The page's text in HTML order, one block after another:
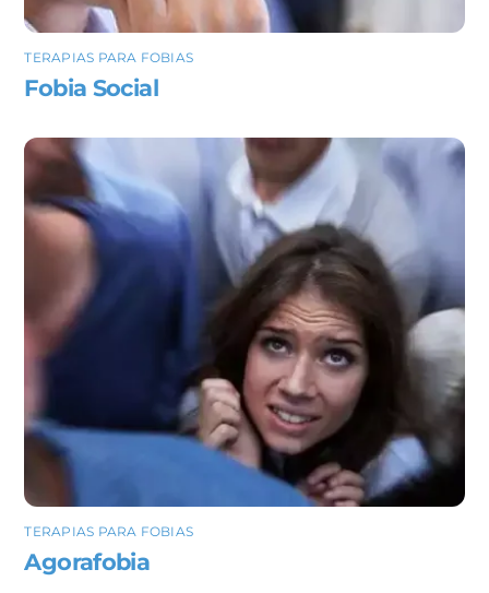
TERAPIAS PARA FOBIAS
Fobia Social
TERAPIAS PARA FOBIAS
Agorafobia